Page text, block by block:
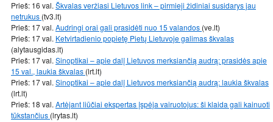
Prieš: 16 val. Škvalas veržiasi Lietuvos link – pirmieji židiniai susidarys jau
netrukus (tv3.lt)
Prieš: 17 val. Audringi orai gali prasidėti nuo 15 valandos (ve.lt)
Prieš: 17 val. Ketvirtadienio popietę Pietų Lietuvoje galimas škvalas
(alytausgidas.lt)
Prieš: 17 val. Sinoptikai – apie dalį Lietuvos merksiančią audrą: prasidės apie
15 val., laukia škvalas (lrt.lt)
Prieš: 17 val. Sinoptikai – apie dalį Lietuvos merksiančią audrą: laukia škvalas
(lrt.lt)
Prieš: 18 val. Artėjant liūčiai ekspertas įspėja vairuotojus: ši klaida gali kainuoti
tūkstančius (lrytas.lt)